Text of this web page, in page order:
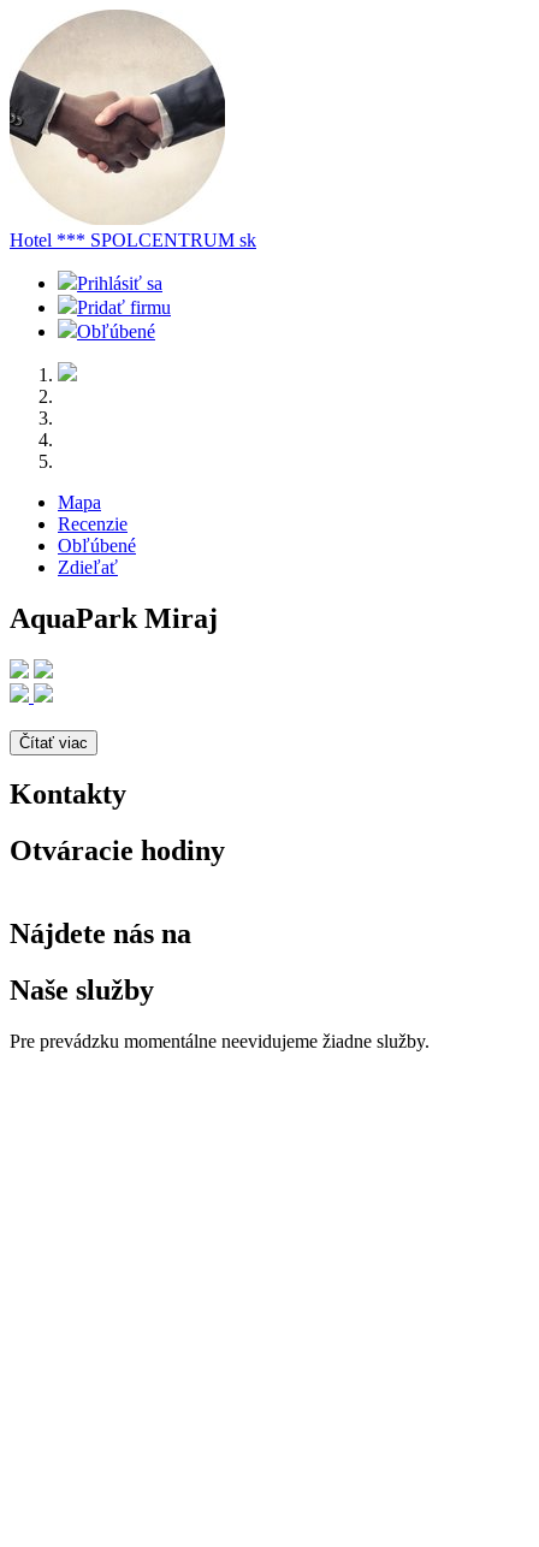
Hotel *** SPOLCENTRUM sk
Prihlásiť sa
Pridať firmu
Obľúbené
Mapa
Recenzie
Obľúbené
Zdieľať
AquaPark Miraj
Čítať viac
Kontakty
Otváracie hodiny
Nájdete nás na
Naše služby
Pre prevádzku momentálne neevidujeme žiadne služby.